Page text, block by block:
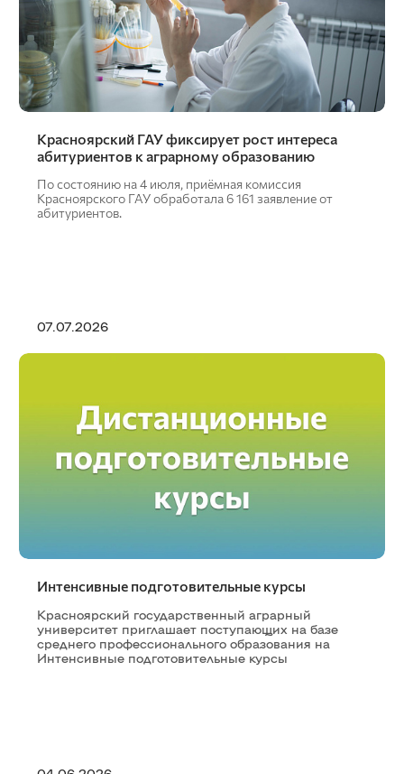
Красноярский ГАУ фиксирует рост интереса
абитуриентов к аграрному образованию
По состоянию на 4 июля, приёмная комиссия
Красноярского ГАУ обработала 6 161 заявление от
абитуриентов.
07.07.2026
Интенсивные подготовительные курсы
Красноярский государственный аграрный
университет приглашает поступающих на базе
среднего профессионального образования на
Интенсивные подготовительные курсы